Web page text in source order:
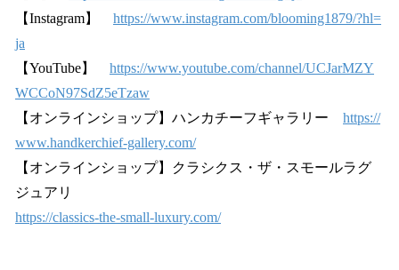
【Instagram】 https://www.instagram.com/blooming1879/?hl=
ja
【YouTube】 https://www.youtube.com/channel/UCJarMZY
WCCoN97SdZ5eTzaw
【オンラインショップ】ハンカチーフギャラリー https://
www.handkerchief-gallery.com/
【オンラインショップ】クラシクス・ザ・スモールラグ
ジュアリ
https://classics-the-small-luxury.com/